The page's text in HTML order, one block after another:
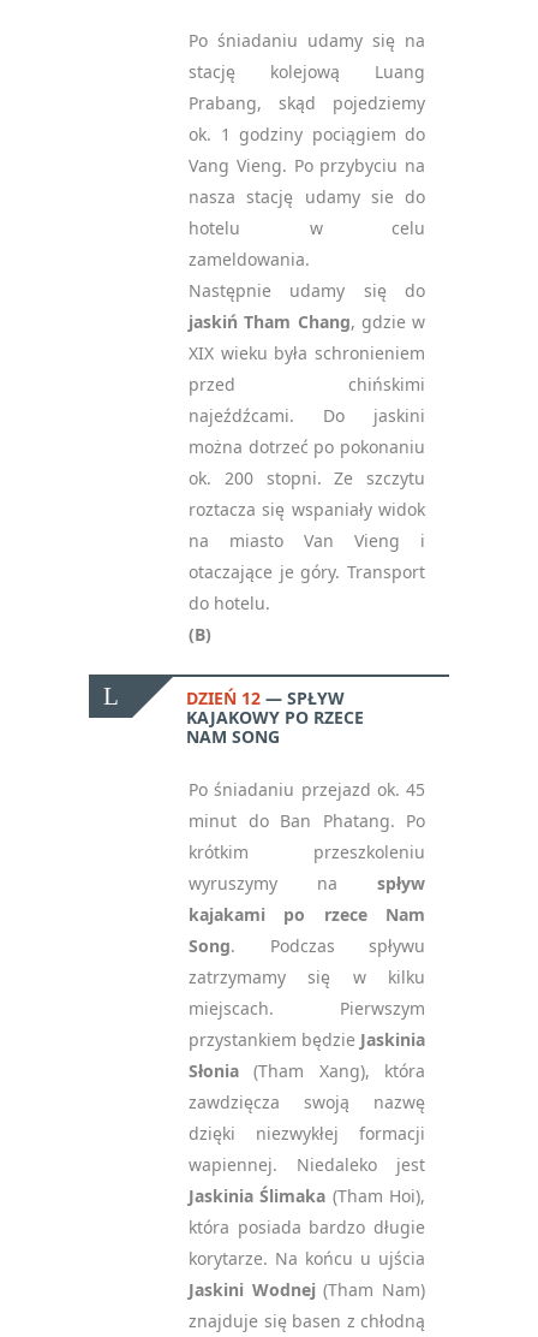
Po śniadaniu udamy się na
stację kolejową Luang
Prabang, skąd pojedziemy
ok. 1 godziny pociągiem do
Vang Vieng. Po przybyciu na
nasza stację udamy sie do
hotelu w celu
zameldowania.
Następnie udamy się do
jaskiń Tham Chang, gdzie w
XIX wieku była schronieniem
przed chińskimi
najeźdźcami. Do jaskini
można dotrzeć po pokonaniu
ok. 200 stopni. Ze szczytu
roztacza się wspaniały widok
na miasto Van Vieng i
otaczające je góry. Transport
do hotelu.
(B)
DZIEŃ 12
SPŁYW
KAJAKOWY PO RZECE
NAM SONG
Po śniadaniu przejazd ok. 45
minut do Ban Phatang. Po
krótkim przeszkoleniu
wyruszymy na spływ
kajakami po rzece Nam
Song. Podczas spływu
zatrzymamy się w kilku
miejscach. Pierwszym
przystankiem będzie Jaskinia
Słonia (Tham Xang), która
zawdzięcza swoją nazwę
dzięki niezwykłej formacji
wapiennej. Niedaleko jest
Jaskinia Ślimaka (Tham Hoi),
która posiada bardzo długie
korytarze. Na końcu u ujścia
Jaskini Wodnej (Tham Nam)
znajduje się basen z chłodną